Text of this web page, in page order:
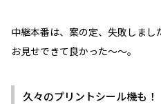
中継本番は、案の定、失敗しま
お見せできて良かった～～。
久々のプリントシール機も！